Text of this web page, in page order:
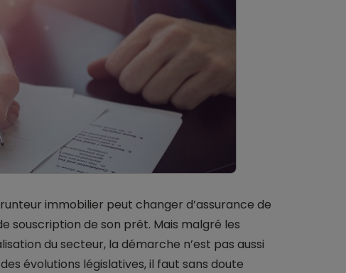
immobilier peut changer d’assurance de
souscription de son prêt. Mais malgré les
du secteur, la démarche n’est pas aussi
évolutions législatives, il faut sans doute